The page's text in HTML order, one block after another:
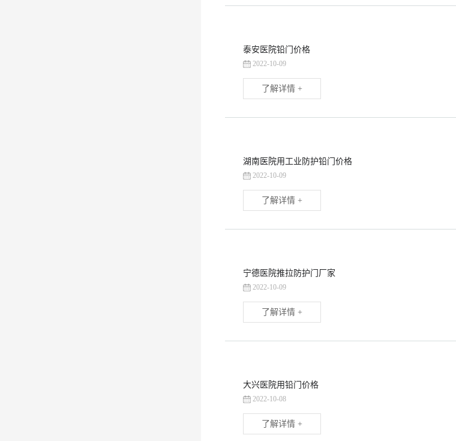
泰安医院铅门价格
2022-10-09
了解详情 +
湖南医院用工业防护铅门价格
2022-10-09
了解详情 +
宁德医院推拉防护门厂家
2022-10-09
了解详情 +
大兴医院用铅门价格
2022-10-08
了解详情 +